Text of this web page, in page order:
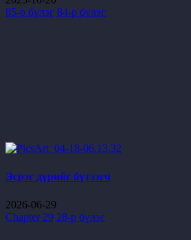
85-р бүлэг 84-р бүлэг
Эсрэг дүрийг бүтээгч
2026-06-29
Chapter 29 28-р бүлэг